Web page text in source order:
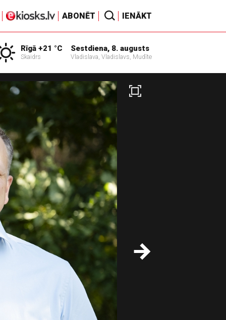
ABONĒT IENĀKT
Rīgā +21 °C
Skaidrs
Sestdiena, 8. augusts
Vladislava, Vladislavs, Mudīte